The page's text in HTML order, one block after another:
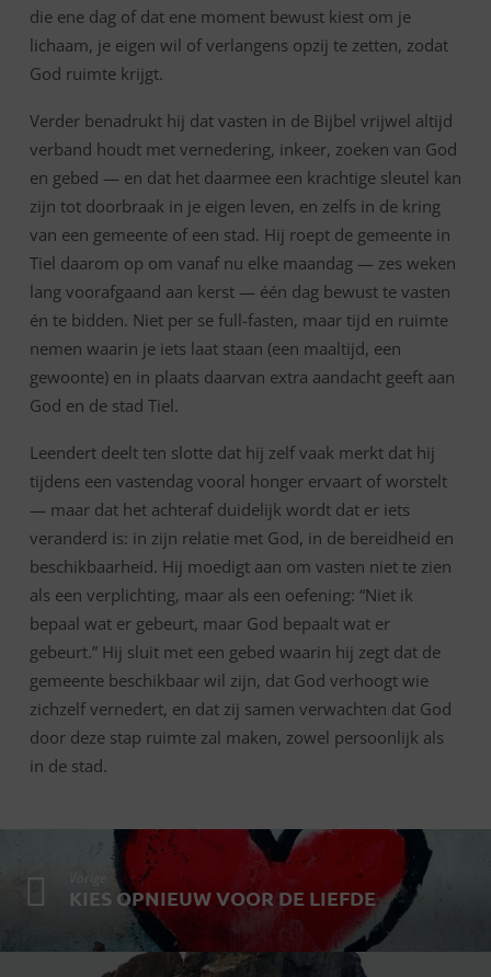
die ene dag of dat ene moment bewust kiest om je
lichaam, je eigen wil of verlangens opzij te zetten, zodat
God ruimte krijgt.
Verder benadrukt hij dat vasten in de Bijbel vrijwel altijd
verband houdt met vernedering, inkeer, zoeken van God
en gebed — en dat het daarmee een krachtige sleutel kan
zijn tot doorbraak in je eigen leven, en zelfs in de kring
van een gemeente of een stad. Hij roept de gemeente in
Tiel daarom op om vanaf nu elke maandag — zes weken
lang voorafgaand aan kerst — één dag bewust te vasten
én te bidden. Niet per se full-fasten, maar tijd en ruimte
nemen waarin je iets laat staan (een maaltijd, een
gewoonte) en in plaats daarvan extra aandacht geeft aan
God en de stad Tiel.
Leendert deelt ten slotte dat hij zelf vaak merkt dat hij
tijdens een vastendag vooral honger ervaart of worstelt
— maar dat het achteraf duidelijk wordt dat er iets
veranderd is: in zijn relatie met God, in de bereidheid en
beschikbaarheid. Hij moedigt aan om vasten niet te zien
als een verplichting, maar als een oefening: “Niet ik
bepaal wat er gebeurt, maar God bepaalt wat er
gebeurt.” Hij sluit met een gebed waarin hij zegt dat de
gemeente beschikbaar wil zijn, dat God verhoogt wie
zichzelf vernedert, en dat zij samen verwachten dat God
door deze stap ruimte zal maken, zowel persoonlijk als
in de stad.
Vorige
KIES OPNIEUW VOOR DE LIEFDE